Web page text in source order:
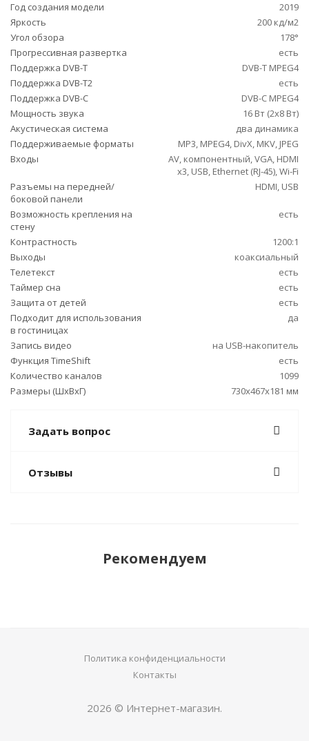
Год создания модели
2019
Яркость
200 кд/м2
Угол обзора
178°
Прогрессивная развертка
есть
Поддержка DVB-T
DVB-T MPEG4
Поддержка DVB-T2
есть
Поддержка DVB-C
DVB-C MPEG4
Мощность звука
16 Вт (2х8 Вт)
Акустическая система
два динамика
Поддерживаемые форматы
MP3, MPEG4, DivX, MKV, JPEG
Входы
AV, компонентный, VGA, HDMI
x3, USB, Ethernet (RJ-45), Wi-Fi
Разъемы на передней/
боковой панели
HDMI, USB
Возможность крепления на
стену
есть
Контрастность
1200:1
Выходы
коаксиальный
Телетекст
есть
Таймер сна
есть
Защита от детей
есть
Подходит для использования
в гостиницах
да
Запись видео
на USB-накопитель
Функция TimeShift
есть
Количество каналов
1099
Размеры (ШxВxГ)
730x467x181 мм
Задать вопрос
Отзывы
Рекомендуем
Политика конфиденциальности
Контакты
2026 © Интернет-магазин.